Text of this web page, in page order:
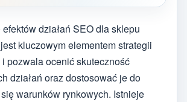
działań SEO dla sklepu
kluczowym elementem strategii
pozwala ocenić skuteczność
działań oraz dostosować je do
warunków rynkowych. Istnieje